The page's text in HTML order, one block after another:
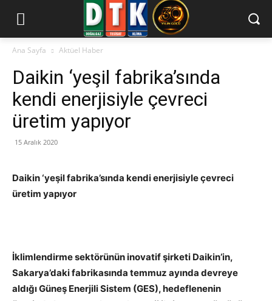
Ana Sayfa Aktüel Haber
Daikin ‘yeşil fabrika’sında
kendi enerjisiyle çevreci
üretim yapıyor
15 Aralık 2020
Daikin ‘yeşil fabrika’sında kendi enerjisiyle çevreci
üretim yapıyor
İklimlendirme sektörünün inovatif şirketi Daikin’in,
Sakarya’daki fabrikasında temmuz ayında devreye
aldığı Güneş Enerjili Sistem (GES), hedeflenenin